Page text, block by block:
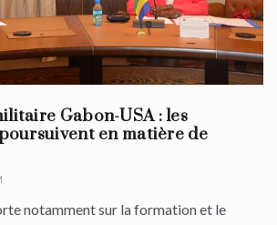
Gabon-USA : les
en matière de
notamment sur la formation et le